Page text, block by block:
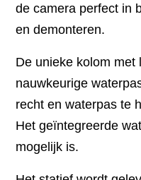
de camera perfect in
en demonteren.
De unieke kolom met
nauwkeurige
recht en waterpas te
Het geïntegreerde
mogelijk is.